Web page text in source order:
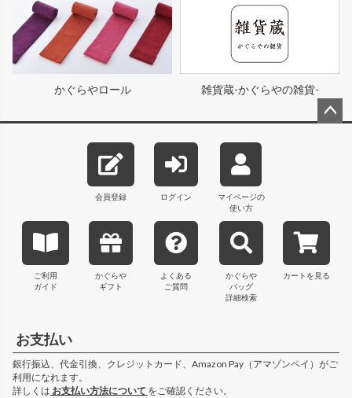
かぐらやロール 雑貨蔵-かぐらやの雑貨-
会員登録 ログイン
マイページの
使い方
ご利用
ガイド
かぐらや
ギフト
よくある
ご質問
かぐらや
バッグ
詳細検索
カートを見る
お支払い
銀行振込、代金引換、クレジットカード、Amazon Pay（アマゾンペイ）がご
利用になれます。
詳しくは お支払い方法について をご確認ください。